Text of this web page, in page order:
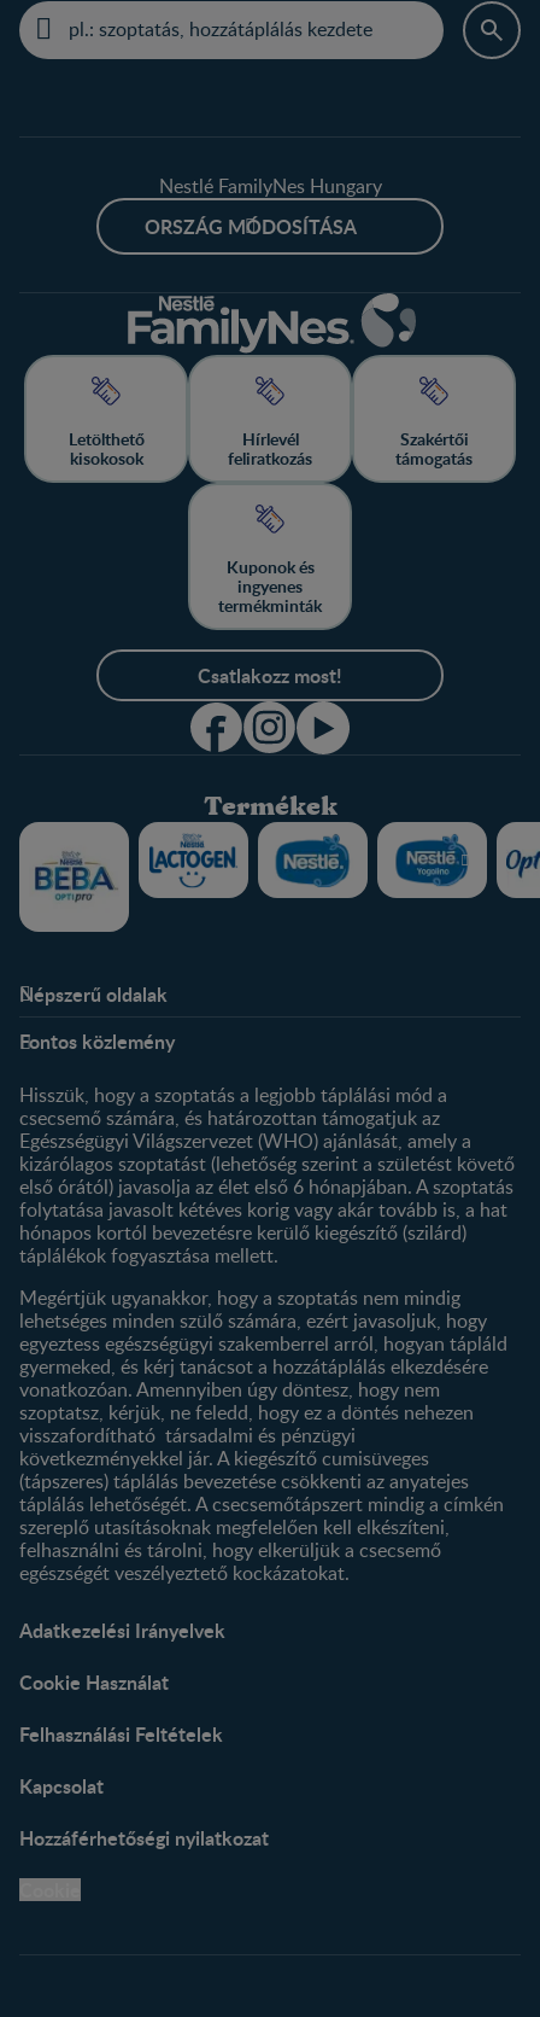
Nestlé FamilyNes Hungary
ORSZÁG MÓDOSÍTÁSA
Letölthető
kisokosok
Hírlevél
feliratkozás
Szakértői
támogatás
Kuponok és
ingyenes
termékminták
Csatlakozz most!
Termékek
Népszerű oldalak
Kapcsolat
Történetünk
Profilom
Termékeink
Termék kereső
Fontos közlemény
Hisszük, hogy a szoptatás a legjobb táplálási mód a
csecsemő számára, és határozottan támogatjuk az
Egészségügyi Világszervezet (WHO) ajánlását, amely a
kizárólagos szoptatást (lehetőség szerint a születést követő
első órától) javasolja az élet első 6 hónapjában. A szoptatás
folytatása javasolt kétéves korig vagy akár tovább is, a hat
hónapos kortól bevezetésre kerülő kiegészítő (szilárd)
táplálékok fogyasztása mellett.
Megértjük ugyanakkor, hogy a szoptatás nem mindig
lehetséges minden szülő számára, ezért javasoljuk, hogy
egyeztess egészségügyi szakemberrel arról, hogyan tápláld
gyermeked, és kérj tanácsot a hozzátáplálás elkezdésére
vonatkozóan. Amennyiben úgy döntesz, hogy nem
szoptatsz, kérjük, ne feledd, hogy ez a döntés nehezen
visszafordítható társadalmi és pénzügyi
következményekkel jár. A kiegészítő cumisüveges
(tápszeres) táplálás bevezetése csökkenti az anyatejes
táplálás lehetőségét. A csecsemőtápszert mindig a címkén
szereplő utasításoknak megfelelően kell elkészíteni,
felhasználni és tárolni, hogy elkerüljük a csecsemő
egészségét veszélyeztető kockázatokat.
Adatkezelési Irányelvek
Cookie Használat
Felhasználási Feltételek
Kapcsolat
Hozzáférhetőségi nyilatkozat